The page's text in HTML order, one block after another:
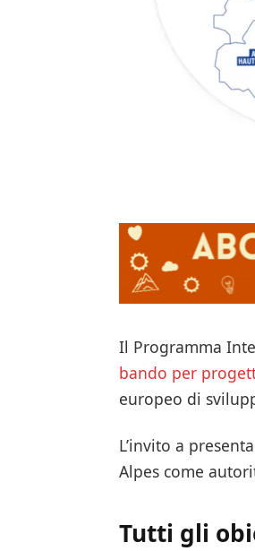
Il Programma
bando per
europeo di
L’invito a
Alpes come
Tutti gli